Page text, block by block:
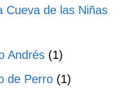
Cueva de las Niñas
Andrés (1)
de Perro (1)